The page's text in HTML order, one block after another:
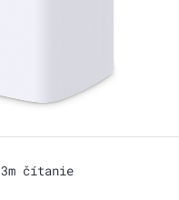
3m čítanie